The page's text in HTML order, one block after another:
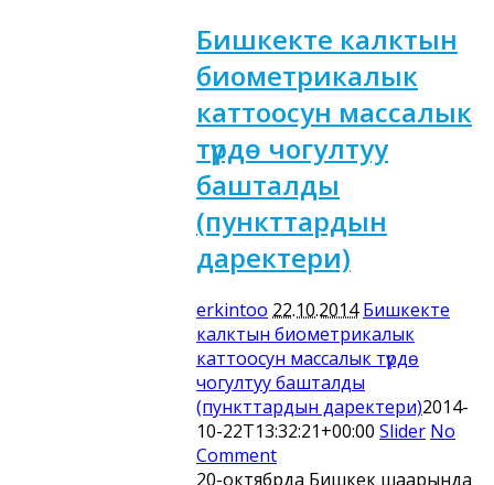
Бишкекте калктын
биометрикалык
каттоосун массалык
түрдө чогултуу
башталды
(пункттардын
даректери)
erkintoo 22.10.2014 Бишкекте
калктын биометрикалык
каттоосун массалык түрдө
чогултуу башталды
(пункттардын даректери)2014-
10-22T13:32:21+00:00 Slider No
Comment
20-октябрда Бишкек шаарында